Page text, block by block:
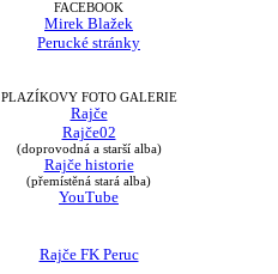
FACEBOOK
Mirek Blažek
Perucké stránky
PLAZÍKOVY FOTO GALERIE
Rajče
Rajče02
(doprovodná a starší alba)
Rajče historie
(přemístěná stará alba)
YouTube
Rajče FK Peruc